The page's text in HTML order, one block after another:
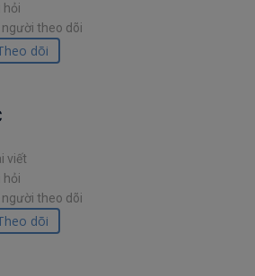
hỏi
người theo dõi
dõi
viết
hỏi
người theo dõi
dõi